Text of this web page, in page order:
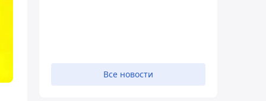
Все новости